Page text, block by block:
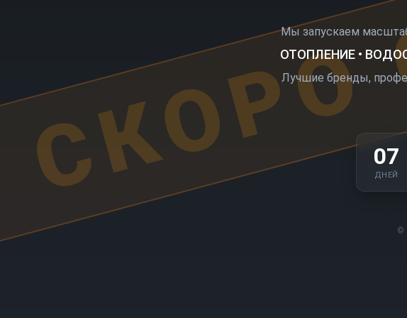
Мы запускаем
ОТОПЛЕНИЕ •
Лучшие бренды,
07
ДНЕЙ
©